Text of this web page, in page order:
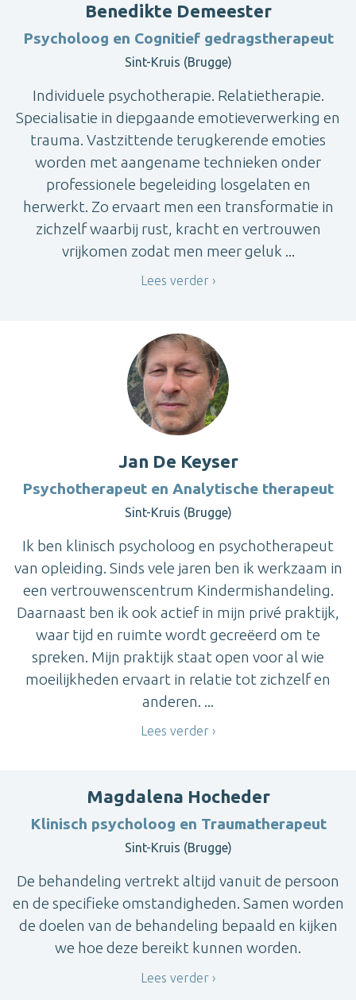
Benedikte Demeester
Psycholoog en Cognitief gedragstherapeut
Sint-Kruis (Brugge)
Individuele psychotherapie. Relatietherapie.
Specialisatie in diepgaande emotieverwerking en
trauma. Vastzittende terugkerende emoties
worden met aangename technieken onder
professionele begeleiding losgelaten en
herwerkt. Zo ervaart men een transformatie in
zichzelf waarbij rust, kracht en vertrouwen
vrijkomen zodat men meer geluk ...
Lees verder
Jan De Keyser
Psychotherapeut en Analytische therapeut
Sint-Kruis (Brugge)
Ik ben klinisch psycholoog en psychotherapeut
van opleiding. Sinds vele jaren ben ik werkzaam in
een vertrouwenscentrum Kindermishandeling.
Daarnaast ben ik ook actief in mijn privé praktijk,
waar tijd en ruimte wordt gecreëerd om te
spreken. Mijn praktijk staat open voor al wie
moeilijkheden ervaart in relatie tot zichzelf en
anderen. ...
Lees verder
Magdalena Hocheder
Klinisch psycholoog en Traumatherapeut
Sint-Kruis (Brugge)
De behandeling vertrekt altijd vanuit de persoon
en de specifieke omstandigheden. Samen worden
de doelen van de behandeling bepaald en kijken
we hoe deze bereikt kunnen worden.
Lees verder